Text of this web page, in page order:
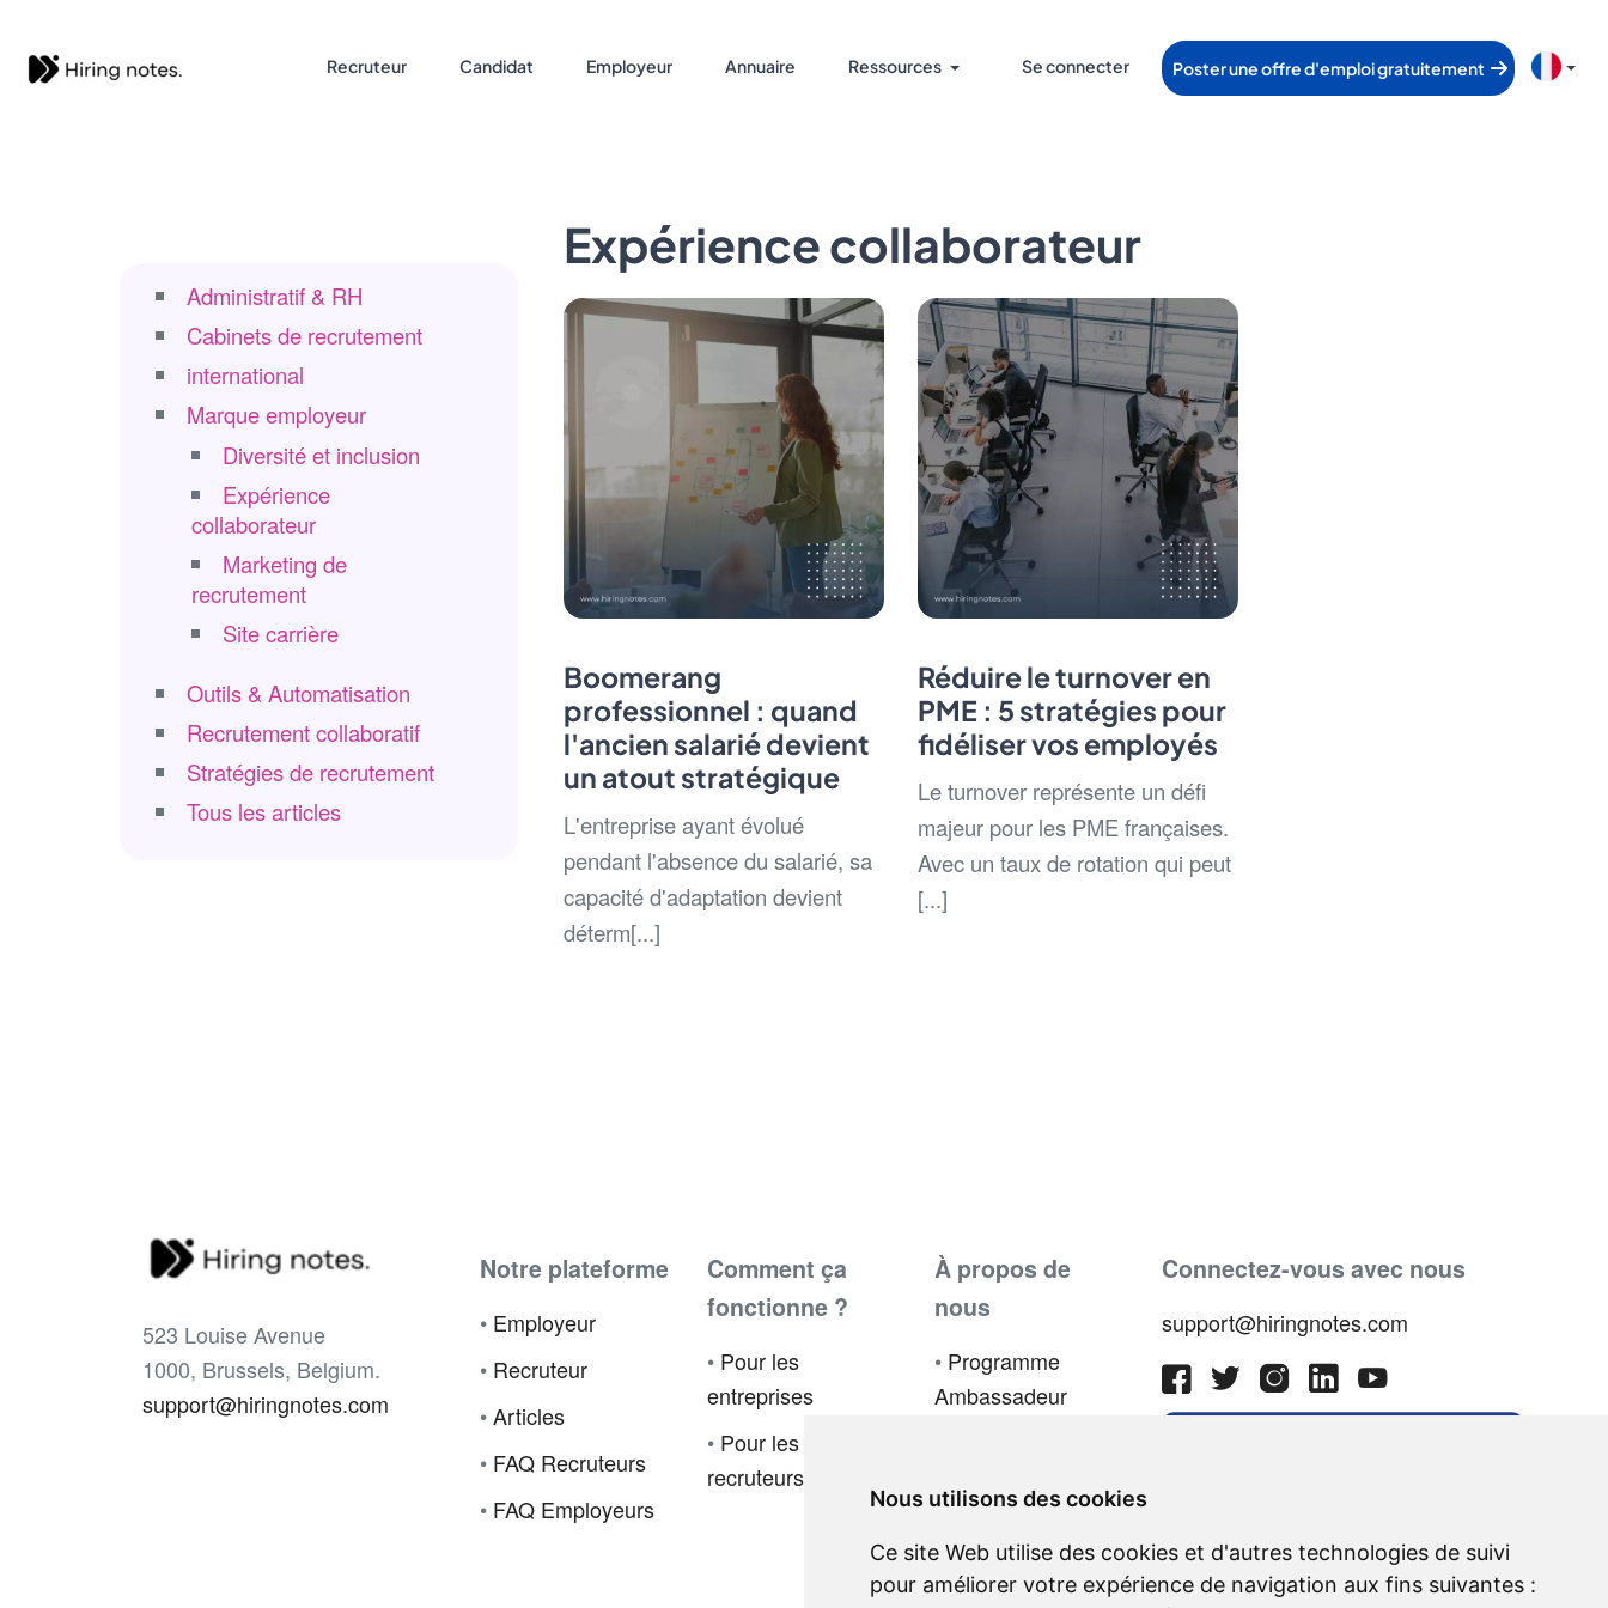
Nous utilisons des cookies
Ce site Web utilise des cookies et d'autres technologies de suivi
pour améliorer votre expérience de navigation aux fins suivantes :
Recruteur Candidat Employeur Annuaire Ressources Se connecter Poster une offre d'emploi gratuitement
Administratif & RH
Cabinets de recrutement
international
Marque employeur
Diversité et inclusion
Expérience
collaborateur
Marketing de
recrutement
Site carrière
Outils & Automatisation
Recrutement collaboratif
Stratégies de recrutement
Tous les articles
Expérience collaborateur
Boomerang
professionnel : quand
l'ancien salarié devient
un atout stratégique
L'entreprise ayant évolué
pendant l'absence du salarié, sa
capacité d'adaptation devient
déterm[...]
Réduire le turnover en
PME : 5 stratégies pour
fidéliser vos employés
Le turnover représente un défi
majeur pour les PME françaises.
Avec un taux de rotation qui peut
[...]
523 Louise Avenue
1000, Brussels, Belgium.
support@hiringnotes.com
Notre plateforme
• Employeur
• Recruteur
•Articles
• FAQ Recruteurs
• FAQ Employeurs
Comment ça
fonctionne ?
• Pour les
entreprises
• Pour les
recruteurs
À propos de
nous
• Programme
Ambassadeur
•Politique de
• Code de
Connectez-vous avec nous
support@hiringnotes.com